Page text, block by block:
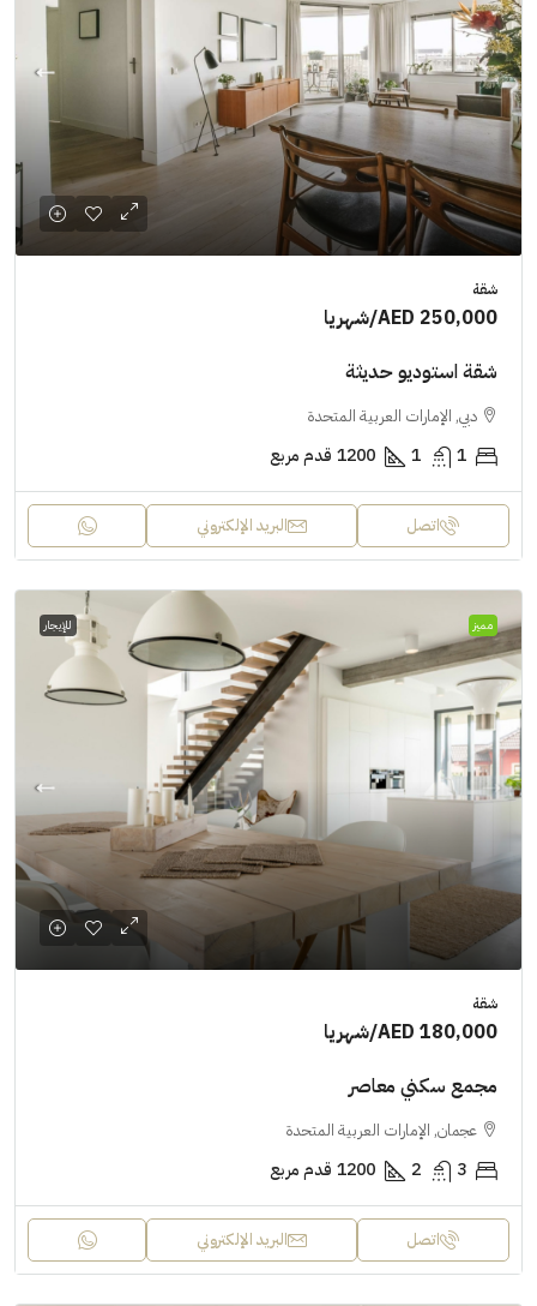
شقة
AED 250,000/شهريا
شقة استوديو حديثة
دبي, الإمارات العربية المتحدة
1
1
1200 قدم مربع
اتصل البريد الإلكتروني
مميز للإيجار
شقة
AED 180,000/شهريا
مجمع سكني معاصر
عجمان, الإمارات العربية المتحدة
3
2
1200 قدم مربع
اتصل البريد الإلكتروني